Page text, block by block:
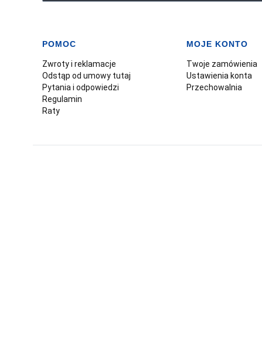
Linki w stopce
POMOC
Zwroty i reklamacje
Odstąp od umowy tutaj
Pytania i odpowiedzi
Regulamin
Raty
MOJE KONTO
Twoje zamówienia
Ustawienia konta
Przechowalnia